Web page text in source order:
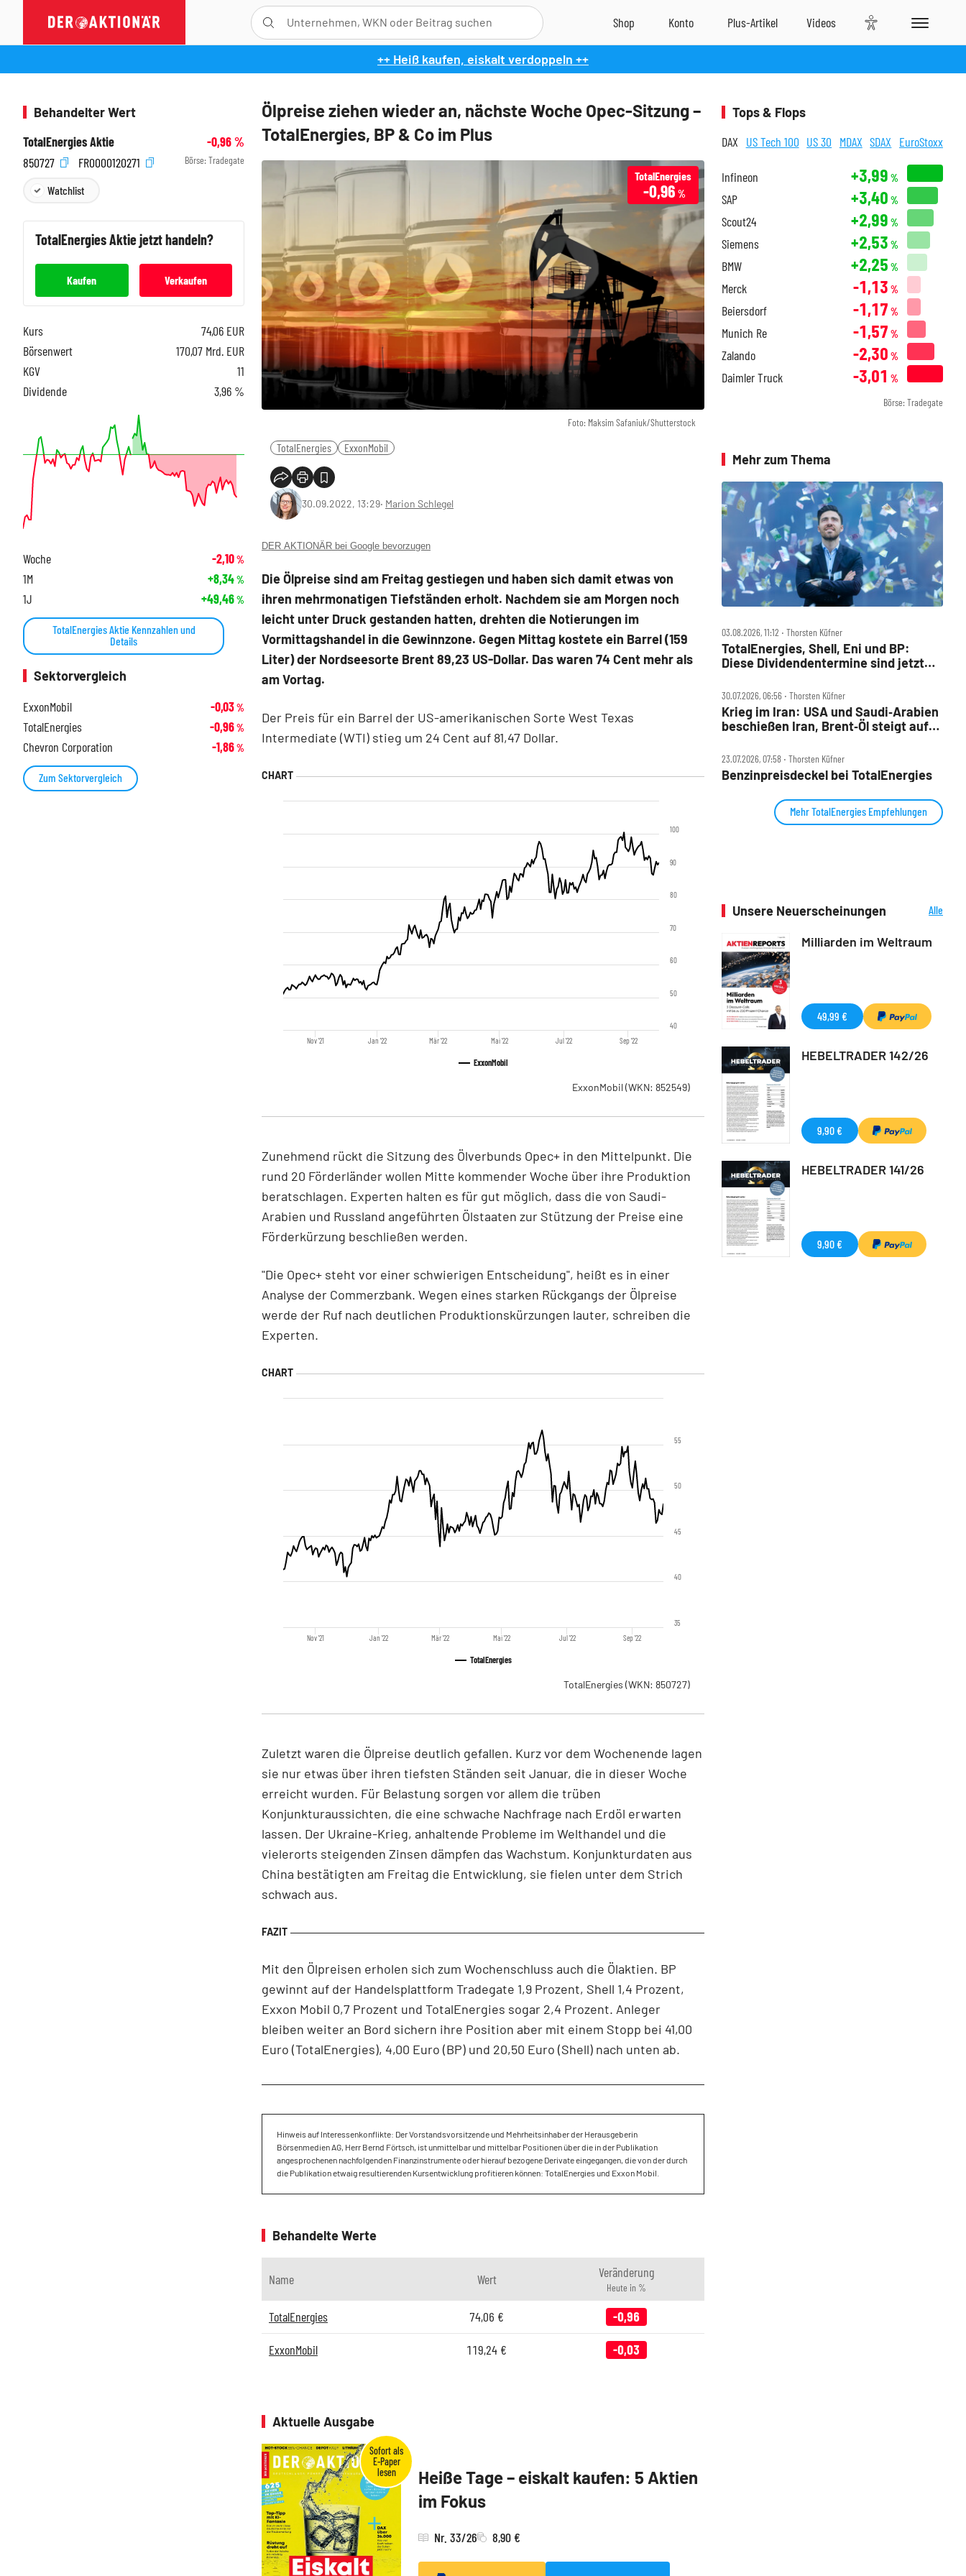
++ Heiß kaufen, eiskalt verdoppeln ++
Ölpreise ziehen wieder an, nächste Woche Opec-Sitzung –
TotalEnergies, BP & Co im Plus
Foto: Maksim Safaniuk/Shutterstock
TotalEnergies
-0,96 %
TotalEnergies ExxonMobil
30.09.2022, 13:29‧ Marion Schlegel
DER AKTIONÄR bei Google bevorzugen
Die Ölpreise sind am Freitag gestiegen und haben sich damit etwas von
ihren mehrmonatigen Tiefständen erholt. Nachdem sie am Morgen noch
leicht unter Druck gestanden hatten, drehten die Notierungen im
Vormittagshandel in die Gewinnzone. Gegen Mittag kostete ein Barrel (159
Liter) der Nordseesorte Brent 89,23 US-Dollar. Das waren 74 Cent mehr als
am Vortag.
Der Preis für ein Barrel der US-amerikanischen Sorte West Texas
Intermediate (WTI) stieg um 24 Cent auf 81,47 Dollar.
ExxonMobil
Nov '21 Jan '22 Mär '22 Mai '22 Jul '22 Sep '22
40
50
60
70
80
90
100
ExxonMobil(WKN: 852549)
Zunehmend rückt die Sitzung des Ölverbunds Opec+ in den Mittelpunkt. Die
rund 20 Förderländer wollen Mitte kommender Woche über ihre Produktion
beratschlagen. Experten halten es für gut möglich, dass die von Saudi-
Arabien und Russland angeführten Ölstaaten zur Stützung der Preise eine
Förderkürzung beschließen werden.
"Die Opec+ steht vor einer schwierigen Entscheidung", heißt es in einer
Analyse der Commerzbank. Wegen eines starken Rückgangs der Ölpreise
werde der Ruf nach deutlichen Produktionskürzungen lauter, schreiben die
Experten.
TotalEnergies
Nov '21 Jan '22 Mär '22 Mai '22 Jul '22 Sep '22
35
40
45
50
55
TotalEnergies (WKN: 850727)
Zuletzt waren die Ölpreise deutlich gefallen. Kurz vor dem Wochenende lagen
sie nur etwas über ihren tiefsten Ständen seit Januar, die in dieser Woche
erreicht wurden. Für Belastung sorgen vor allem die trüben
Konjunkturaussichten, die eine schwache Nachfrage nach Erdöl erwarten
lassen. Der Ukraine-Krieg, anhaltende Probleme im Welthandel und die
vielerorts steigenden Zinsen dämpfen das Wachstum. Konjunkturdaten aus
China bestätigten am Freitag die Entwicklung, sie fielen unter dem Strich
schwach aus.
Mit den Ölpreisen erholen sich zum Wochenschluss auch die Ölaktien. BP
gewinnt auf der Handelsplattform Tradegate 1,9 Prozent, Shell 1,4 Prozent,
Exxon Mobil 0,7 Prozent und TotalEnergies sogar 2,4 Prozent. Anleger
bleiben weiter an Bord sichern ihre Position aber mit einem Stopp bei 41,00
Euro (TotalEnergies), 4,00 Euro (BP) und 20,50 Euro (Shell) nach unten ab.
Hinweis auf Interessenkonflikte: Der Vorstandsvorsitzende und Mehrheitsinhaber der Herausgeberin
Börsenmedien AG, Herr Bernd Förtsch, ist unmittelbar und mittelbar Positionen über die in der Publikation
angesprochenen nachfolgenden Finanzinstrumente oder hierauf bezogene Derivate eingegangen, die von der durch
die Publikation etwaig resultierenden Kursentwicklung profitieren können: TotalEnergies und Exxon Mobil.
Behandelte Werte
Name Wert Veränderung
Heute in %
TotalEnergies 74,06 € -0,96
ExxonMobil 119,24 € -0,03
Aktuelle Ausgabe
Heiße Tage – eiskalt kaufen: 5 Aktien
im Fokus
Nr. 33/26 8,90 €
Behandelter Wert
TotalEnergies Aktie
-0,96%
850727
FR0000120271 Börse: Tradegate
Watchlist
TotalEnergiesAktie jetzt handeln?
Kaufen Verkaufen
Kurs 74,06 EUR
Börsenwert
170,07 Mrd. EUR
KGV
11
Dividende
3,96 %
Woche -2,10%
1M +8,34%
1J +49,46%
TotalEnergies Aktie Kennzahlen und
Details
Sektorvergleich
ExxonMobil
-0,03%
TotalEnergies -0,96%
Chevron Corporation -1,86%
Zum Sektorvergleich
Tops & Flops
DAX US Tech 100 US 30 MDAX SDAX EuroStoxx
Infineon +3,99 %
SAP +3,40 %
Scout24 +2,99 %
Siemens +2,53 %
BMW +2,25 %
Merck -1,13 %
Beiersdorf -1,17 %
Munich Re -1,57 %
Zalando -2,30 %
Daimler Truck -3,01 %
Börse: Tradegate
Mehr zum Thema
03.08.2026, 11:12 ‧ Thorsten Küfner
TotalEnergies, Shell, Eni und BP:
Diese Dividendentermine sind jetzt
30.07.2026, 06:56 ‧ Thorsten Küfner
Krieg im Iran: USA und Saudi‑Arabien
beschießen Iran, Brent‑Öl steigt auf
23.07.2026, 07:58 ‧ Thorsten Küfner
Benzinpreisdeckel bei TotalEnergies
Mehr TotalEnergies Empfehlungen
Unsere Neuerscheinungen
Alle
Milliarden im Weltraum
49,99 €
HEBELTRADER 142/26
9,90 €
HEBELTRADER 141/26
9,90 €